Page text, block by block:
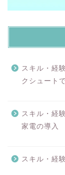
スキル・経
クシュート
スキル・経
家電の導入
スキル・経